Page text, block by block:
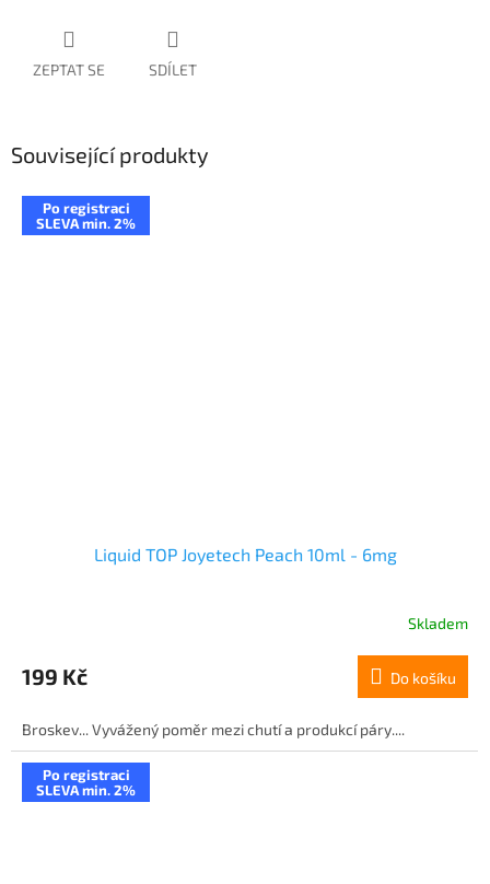
ZEPTAT SE SDÍLET
Související produkty
Po registraci
SLEVA min. 2%
Liquid TOP Joyetech Peach 10ml - 6mg
Skladem
199 Kč Do košíku
Broskev... Vyvážený poměr mezi chutí a produkcí páry....
Po registraci
SLEVA min. 2%